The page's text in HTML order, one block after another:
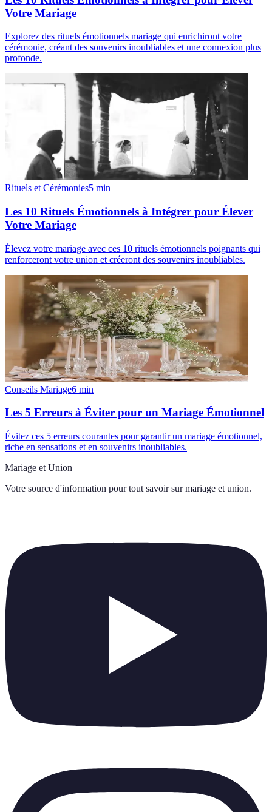
Votre Mariage
Explorez des rituels émotionnels mariage qui enrichiront votre
cérémonie, créant des souvenirs inoubliables et une connexion plus
profonde.
Rituels et Cérémonies5 min
Les 10 Rituels Émotionnels à Intégrer pour Élever
Votre Mariage
Élevez votre mariage avec ces 10 rituels émotionnels poignants qui
renforceront votre union et créeront des souvenirs inoubliables.
Conseils Mariage6 min
Les 5 Erreurs à Éviter pour un Mariage Émotionnel
Évitez ces 5 erreurs courantes pour garantir un mariage émotionnel,
riche en sensations et en souvenirs inoubliables.
Mariage et Union
Votre source d'information pour tout savoir sur mariage et union.